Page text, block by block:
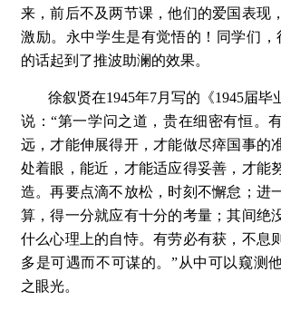
来，前后不及两节课，他们的爱国表现
激励。永中学生是有觉悟的！同学们，
的话起到了推波助澜的效果。
徐叙贤在1945年7月写的《1945届毕
说：“第一学问之道，贵在细密有恒。
远，才能伸展得开，才能做尽瘁国事的
处着眼，能近，才能适应得妥善，才能
造。再要点滴不放松，时刻不懈怠；进
算，得一分就应有十分的考量；其间绝
什么心理上的自恃。有劳必有获，不息
多是可遇而不可谋的。”从中可以窥测
之眼光。